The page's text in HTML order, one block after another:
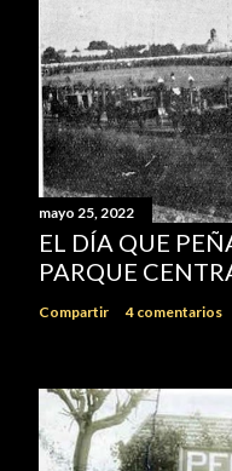
mayo 25, 2022
EL DÍA QUE
PARQUE
Compartir 4 comentarios